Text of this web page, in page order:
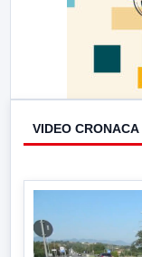
VIDEO CRONACA